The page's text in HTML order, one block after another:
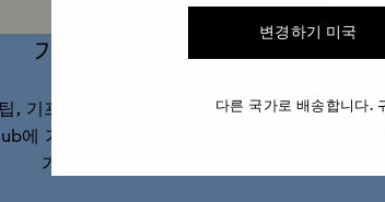
가입하고 10% 할인 받기*
, 기프트 아이디어, 회원 전용 혜택을 가장 먼
에 가입하고 다음 온라인 구매 시 10% 할인*을
가 상품 한정).
변경하기 미국
다른 국가로 배송합니다.